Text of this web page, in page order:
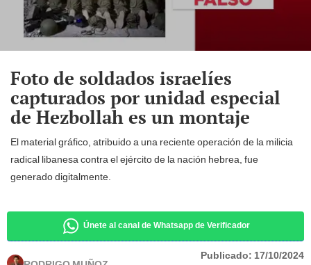
Foto de soldados israelíes
capturados por unidad especial
de Hezbollah es un montaje
El material gráfico, atribuido a una reciente operación de la milicia
radical libanesa contra el ejército de la nación hebrea, fue
generado digitalmente.
Únete al canal de Whatsapp de Verificador
Publicado: 17/10/2024